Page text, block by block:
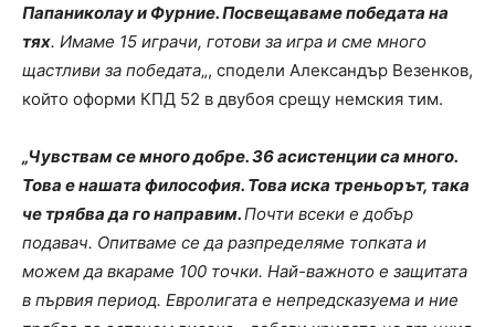
Папаниколау и Фурние. Посвещаваме победата на
тях. Имаме 15 играчи, готови за игра и сме много
щастливи за победата„, сподели Александър Везенков,
който оформи КПД 52 в двубоя срещу немския тим.
„Чувствам се много добре. 36 асистенции са много.
Това е нашата философия. Това иска треньорът, така
че трябва да го направим. Почти всеки е добър
подавач. Опитваме се да разпределяме топката и
можем да вкараме 100 точки. Най-важното е защитата
в първия период. Евролигата е непредсказуема и ние